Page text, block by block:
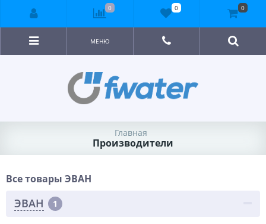
МЕНЮ
Главная
Производители
Все товары ЭВАН
ЭВАН 1
0 0 0